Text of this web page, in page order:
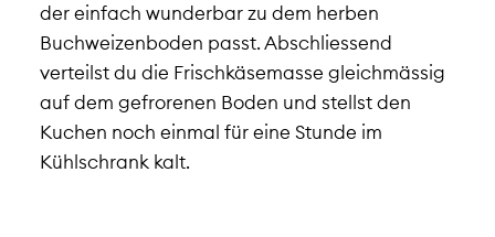
der einfach wunderbar zu dem herben
Buchweizenboden passt. Abschliessend
verteilst du die Frischkäsemasse gleichmässig
auf dem gefrorenen Boden und stellst den
Kuchen noch einmal für eine Stunde im
Kühlschrank kalt.